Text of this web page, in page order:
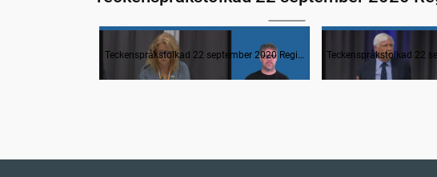
Inledande formalia
Teckenspråkstolkad 22 september 2020 Regionfullmäktige
Frågestund